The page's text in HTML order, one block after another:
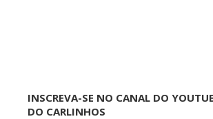
INSCREVA-SE NO CANAL DO
DO CARLINHOS